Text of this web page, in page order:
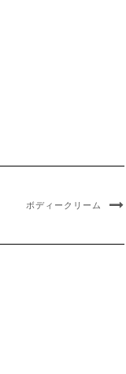
ボディークリーム